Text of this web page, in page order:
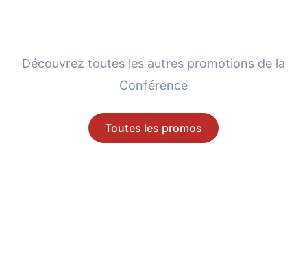
Découvrez toutes les autres promotions de la
Conférence
Toutes les promos